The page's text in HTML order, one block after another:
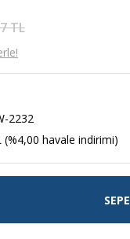
TL
2232
(%4,00 havale indirimi)